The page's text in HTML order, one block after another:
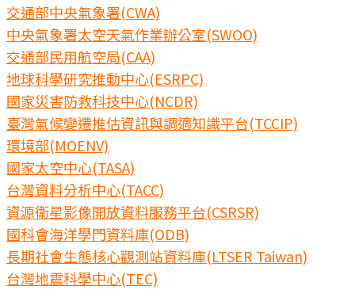
交通部中央氣象署(CWA)
中央氣象署太空天氣作業辦公室(SWOO)
交通部民用航空局(CAA)
地球科學研究推動中心(ESRPC)
國家災害防救科技中心(NCDR)
臺灣氣候變遷推估資訊與調適知識平台(TCCIP)
環境部(MOENV)
國家太空中心(TASA)
台灣資料分析中心(TACC)
資源衛星影像開放資料服務平台(CSRSR)
國科會海洋學門資料庫(ODB)
長期社會生態核心觀測站資料庫(LTSER Taiwan)
台灣地震科學中心(TEC)